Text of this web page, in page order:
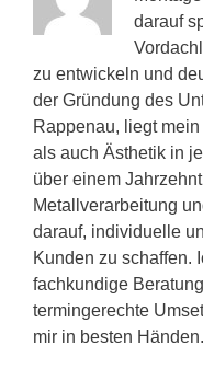
darauf
zu entwickeln und
der Gründung des
Rappenau, liegt
als auch Ästhetik in
über einem
Metallverarbeitung
darauf, individuelle
Kunden zu schaffen.
fachkundige
termingerechte
mir in besten Händen.